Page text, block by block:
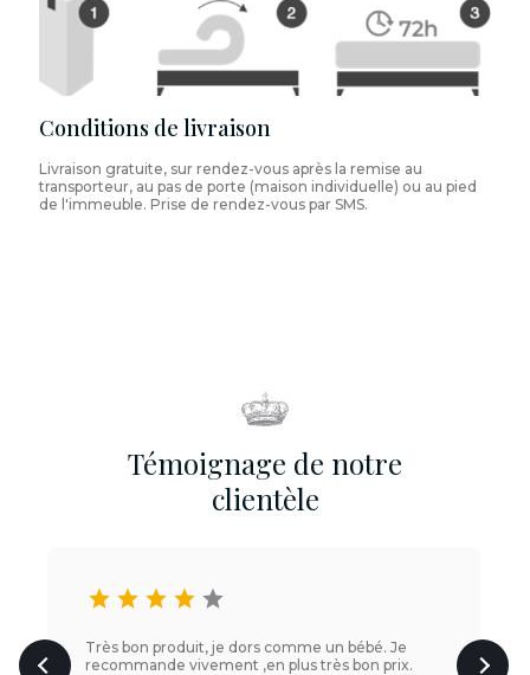
Conditions de livraison
Livraison gratuite, sur rendez-vous après la remise au
transporteur, au pas de porte (maison individuelle) ou au pied
de l'immeuble. Prise de rendez-vous par SMS.
Témoignage de notre
clientèle
star star star star star
Très bon produit, je dors comme un bébé. Je
recommande vivement ,en plus très bon prix.